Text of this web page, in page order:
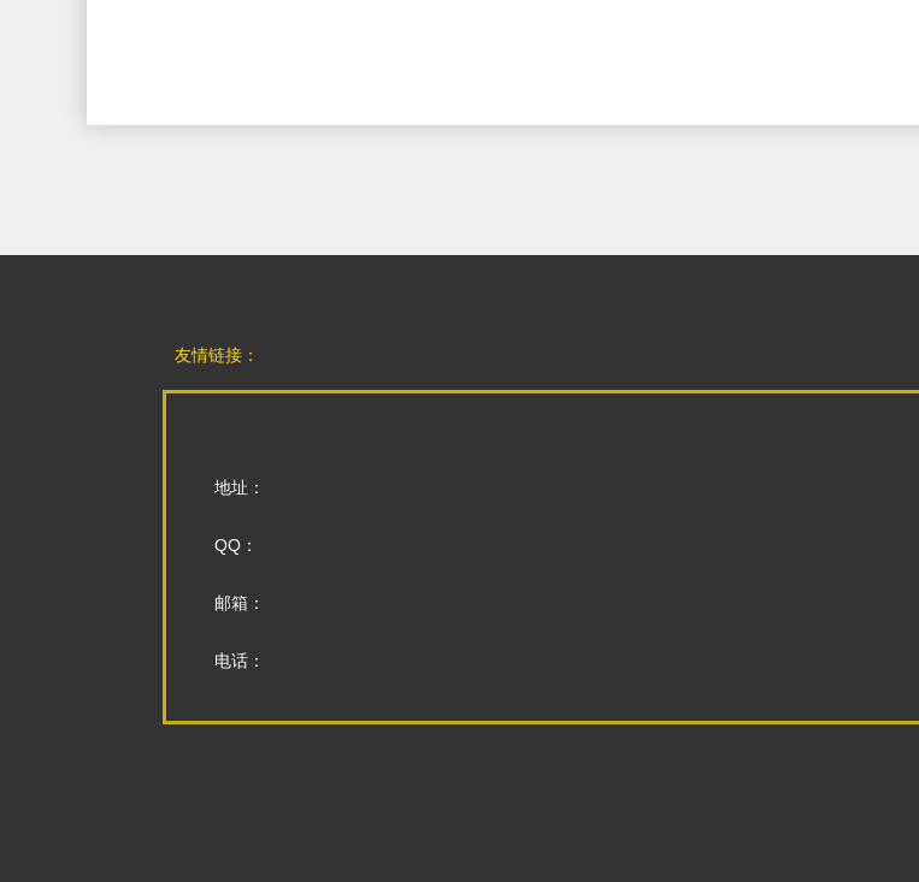
友情链接：
地址：
QQ：
邮箱：
电话：